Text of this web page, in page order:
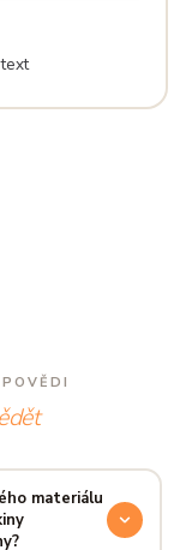
materiálu